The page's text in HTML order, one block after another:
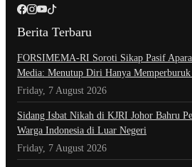
Berita Terbaru
​FORSIMEMA-RI Soroti Sikap Pasif
Media: Menutup Diri Hanya
Friday, 7 August 2026
Sidang Isbat Nikah di KJRI Johor Bahru
Warga Indonesia di Luar Negeri
Friday, 7 August 2026